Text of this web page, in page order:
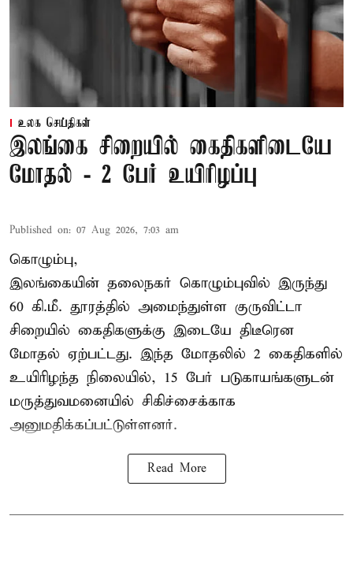
உலக செய்திகள்
இலங்கை சிறையில் கைதிகளிடையே
மோதல் - 2 பேர் உயிரிழப்பு
Published on: 07 Aug 2026, 7:03 am
கொழும்பு,
இலங்கையின் தலைநகர் கொழும்புவில் இருந்து
60 கி.மீ. தூரத்தில் அமைந்துள்ள குருவிட்டா
சிறையில் கைதிகளுக்கு இடையே திடீரென
மோதல் ஏற்பட்டது. இந்த மோதலில் 2 கைதிகளில்
உயிரிழந்த நிலையில், 15 பேர் படுகாயங்களுடன்
மருத்துவமனையில் சிகிச்சைக்காக
அனுமதிக்கப்பட்டுள்ளனர்.
Read More